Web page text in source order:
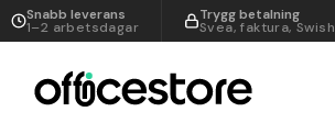
Snabb leverans
1–2 arbetsdagar
Trygg betalning
Svea, faktura, Swish